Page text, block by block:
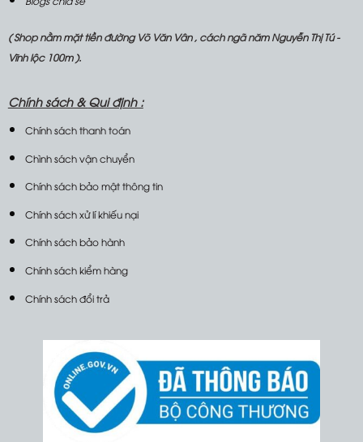
( Shop nằm mặt tiền đường Võ Văn Vân , cách ngã năm Nguyễn Thị Tú -
Vĩnh lộc 100m ).
Chính sách &Qui định :
Chính sách thanh toán
Chình sách vận chuyển
Chính sách bảo mật thông tin
Chính sách xử lí khiếu nại
Chính sách bảo hành
Chính sách kiểm hàng
Chính sách đổi trả